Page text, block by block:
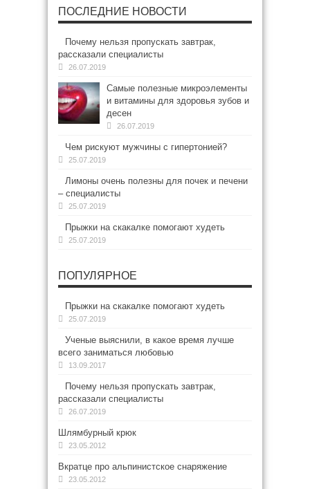
ПОСЛЕДНИЕ НОВОСТИ
Почему нельзя пропускать завтрак,
рассказали специалисты
26.07.2019
Самые полезные микроэлементы
и витамины для здоровья зубов и
десен
26.07.2019
Чем рискуют мужчины с гипертонией?
25.07.2019
Лимоны очень полезны для почек и печени
– специалисты
25.07.2019
Прыжки на скакалке помогают худеть
25.07.2019
ПОПУЛЯРНОЕ
Прыжки на скакалке помогают худеть
25.07.2019
Ученые выяснили, в какое время лучше
всего заниматься любовью
13.09.2017
Почему нельзя пропускать завтрак,
рассказали специалисты
26.07.2019
Шлямбурный крюк
23.05.2012
Вкратце про альпинистское снаряжение
23.05.2012